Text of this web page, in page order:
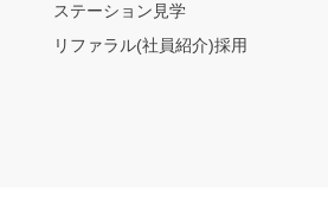
ステーション見学
リファラル(社員紹介)採用